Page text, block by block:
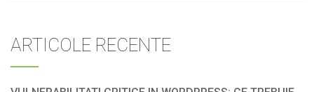
ARTICOLE RECENTE